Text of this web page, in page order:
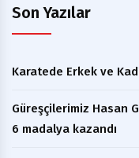
Son Yazılar
Karatede Erkek ve
Güreşçilerimiz Hasan
6 madalya kazandı